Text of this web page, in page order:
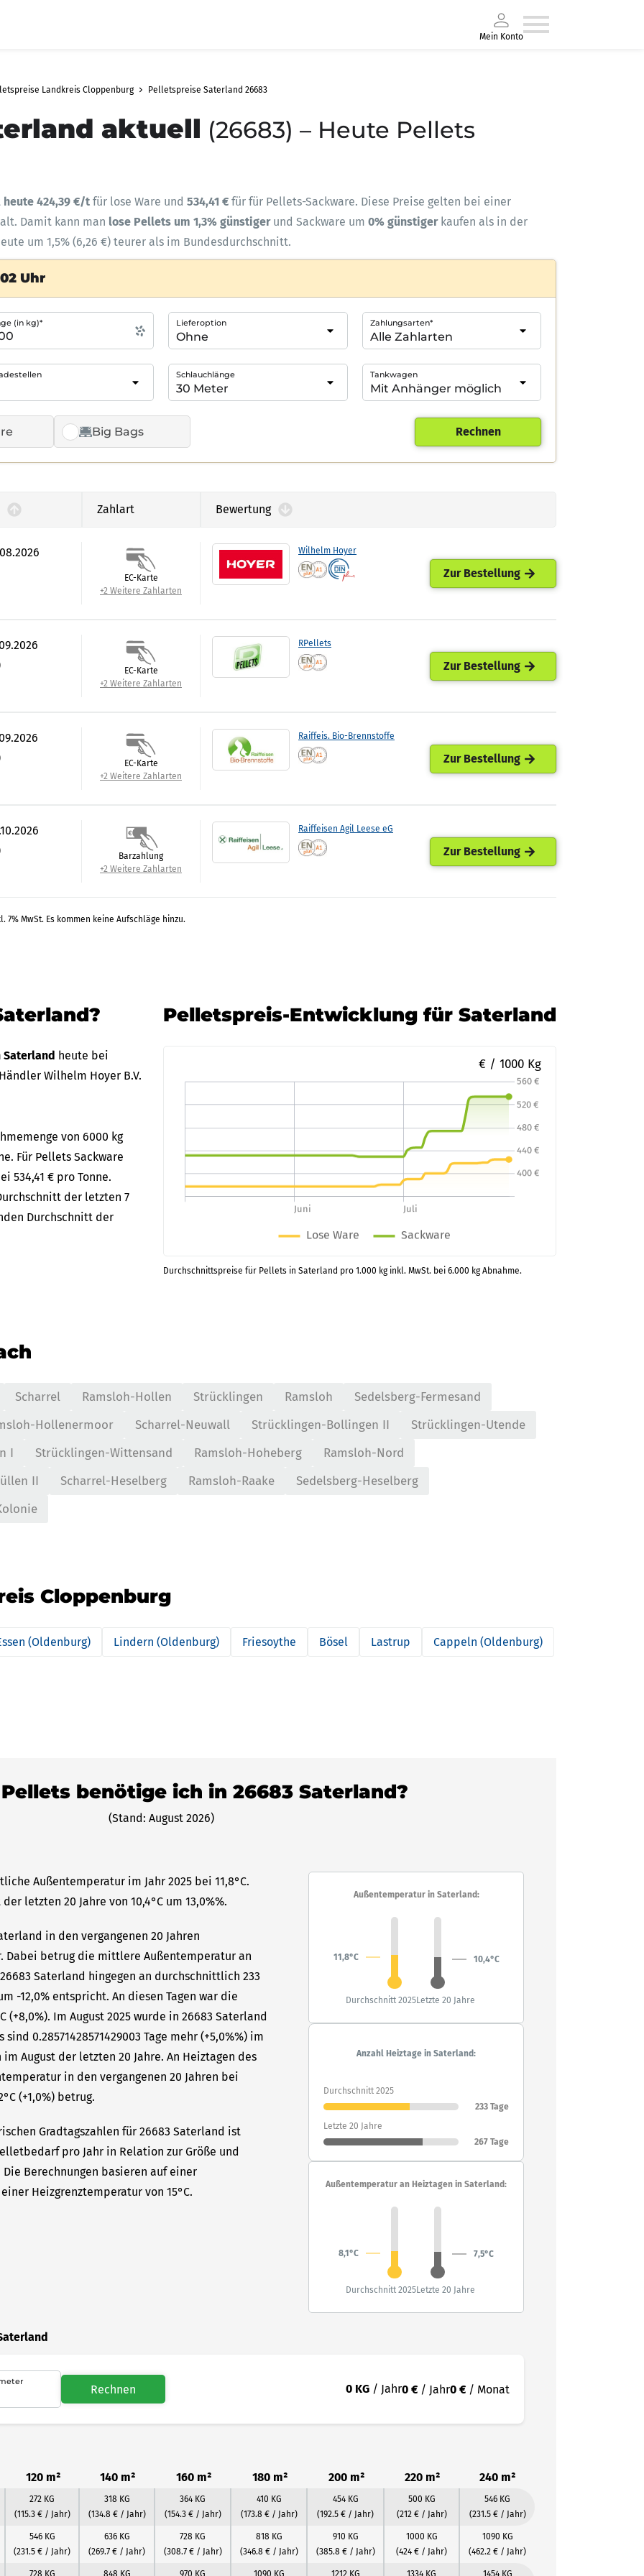
Mein Konto
Landkreis Cloppenburg Pelletspreise Saterland 26683
aktuell (26683) – Heute Pellets
heute 424,39 €/t für lose Ware und 534,41 € für für Pellets-Sackware. Diese Preise gelten bei einer
Damit kann man lose Pellets um 1,3% günstiger und Sackware um 0% günstigerkaufen als in der
um 1,5% (6,26 €) teurer als im Bundesdurchschnitt.
Uhr
Big Bags
(in kg)* Lieferoption Zahlungsarten*
Schlauchlänge Tankwagen
Rechnen
Zahlart Bewertung
Wilhelm Hoyer
EC-Karte
+2 Weitere Zahlarten
Zur Bestellung
RPellets
EC-Karte
+2 Weitere Zahlarten
Zur Bestellung
Raiffeis. Bio-Brennstoffe
EC-Karte
+2 Weitere Zahlarten
Zur Bestellung
Raiffeisen Agil Leese eG
Barzahlung
+2 Weitere Zahlarten
Zur Bestellung
MwSt. Es kommen keine Aufschläge hinzu.
heute bei
Wilhelm Hoyer B.V.
von 6000 kg
Für Pellets Sackware
534,41 € pro Tonne.
der letzten 7
Durchschnitt der
Pelletspreis-Entwicklung für Saterland
€ / 1000 Kg
Durchschnittspreise für Pellets in Saterland pro 1.000 kg inkl. MwSt. bei 6.000 kg Abnahme.
Scharrel Ramsloh-Hollen Strücklingen Ramsloh
Sedelsberg-Fermesand
Hollenermoor
Scharrel-Neuwall Strücklingen-Bollingen II
Strücklingen-Utende
I
Strücklingen-Wittensand Ramsloh-Hoheberg
Ramsloh-Nord
II
Scharrel-Heselberg Ramsloh-Raake
Sedelsberg-Heselberg
Cloppenburg
(Oldenburg) Lindern (Oldenburg) Friesoythe Bösel Lastrup Cappeln (Oldenburg)
benötige ich in 26683 Saterland?
(Stand: August 2026)
Außentemperatur im Jahr 2025 bei 11,8°C.
letzten 20 Jahre von 10,4°C um 13,0%%.
in den vergangenen 20 Jahren
Dabei betrug die mittlere Außentemperatur an
Saterland hingegen an durchschnittlich 233
-12,0% entspricht. An diesen Tagen war die
Im August 2025 wurde in 26683 Saterland
0.28571428571429003 Tage mehr (+5,0%%) im
August der letzten 20 Jahre. An Heiztagen des
in den vergangenen 20 Jahren bei
(+1,0%) betrug.
Gradtagszahlen für 26683 Saterland ist
pro Jahr in Relation zur Größe und
Berechnungen basieren auf einer
Heizgrenztemperatur von 15°C.
Außentemperatur in Saterland:
11,8°C 10,4°C
Durchschnitt 2025Letzte 20 Jahre
Anzahl Heiztage in Saterland:
Durchschnitt 2025
233 Tage
Letzte 20 Jahre
267 Tage
Außentemperatur an Heiztagen in Saterland:
8,1°C 7,5°C
Durchschnitt 2025Letzte 20 Jahre
Rechnen 0 KG / Jahr0 € / Jahr0 € / Monat
120 m² 140 m² 160 m² 180 m² 200 m² 220 m² 240 m²
272 KG
(115.3 € / Jahr)
318 KG
(134.8 € / Jahr)
364 KG
(154.3 € / Jahr)
410 KG
(173.8 € / Jahr)
454 KG
(192.5 € / Jahr)
500 KG
(212 € / Jahr)
546 KG
(231.5 € / Jahr)
546 KG
(231.5 € / Jahr)
636 KG
(269.7 € / Jahr)
728 KG
(308.7 € / Jahr)
818 KG
(346.8 € / Jahr)
910 KG
(385.8 € / Jahr)
1000 KG
(424 € / Jahr)
1090 KG
(462.2 € / Jahr)
728 KG 848 KG 970 KG 1090 KG 1212 KG 1334 KG 1454 KG